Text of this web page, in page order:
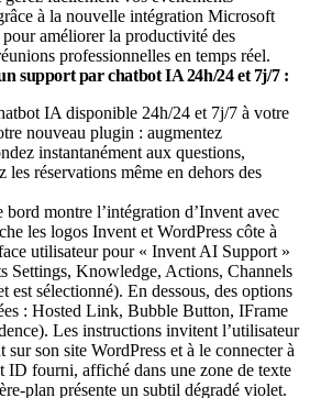
à la nouvelle intégration Microsoft
améliorer la productivité des
professionnelles en temps réel.
support par chatbot IA 24h/24 et 7j/7 :
IA disponible 24h/24 et 7j/7 à votre
nouveau plugin : augmentez
instantanément aux questions,
les réservations même en dehors des